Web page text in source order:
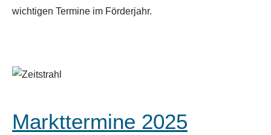
wichtigen Termine im Förderjahr.
Markttermine 2025